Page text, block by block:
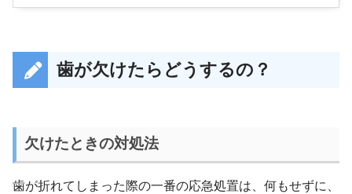
歯が欠けたらどうするの？
欠けたときの対処法
歯が折れてしまった際の一番の応急処置は、何もせずに、